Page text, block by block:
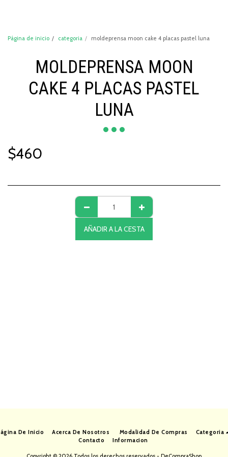
Página de inicio categoria moldeprensa moon cake 4 placas pastel luna
MOLDEPRENSA MOON
CAKE 4 PLACAS PASTEL
LUNA
$460
AÑADIR A LA CESTA
De Inicio Acerca De Nosotros Modalidad De Compras
Categoria
Contacto
Informacion